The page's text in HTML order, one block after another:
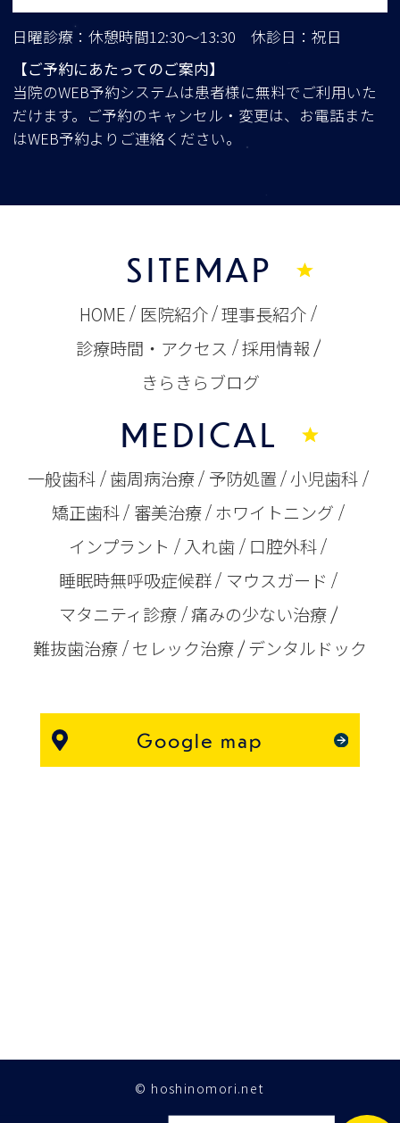
日曜診療：休憩時間12:30～13:30 休診日：祝日
【ご予約にあたってのご案内】
当院のWEB予約システムは患者様に無料でご利用いた
だけます。ご予約のキャンセル・変更は、お電話また
はWEB予約よりご連絡ください。
SITEMAP
HOME 医院紹介 理事長紹介
診療時間・アクセス
採用情報
きらきらブログ
MEDICAL
一般歯科 歯周病治療 予防処置 小児歯科
矯正歯科
審美治療
ホワイトニング
インプラント
入れ歯
口腔外科
睡眠時無呼吸症候群
マウスガード
マタニティ診療 痛みの少ない治療
難抜歯治療
セレック治療 デンタルドック
Google map
© hoshinomori.net